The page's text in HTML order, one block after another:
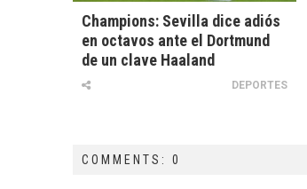
Champions: Sevilla dice adiós
en octavos ante el Dortmund
de un clave Haaland
DEPORTES
COMMENTS: 0